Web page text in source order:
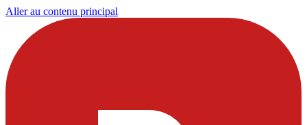
Aller au contenu principal